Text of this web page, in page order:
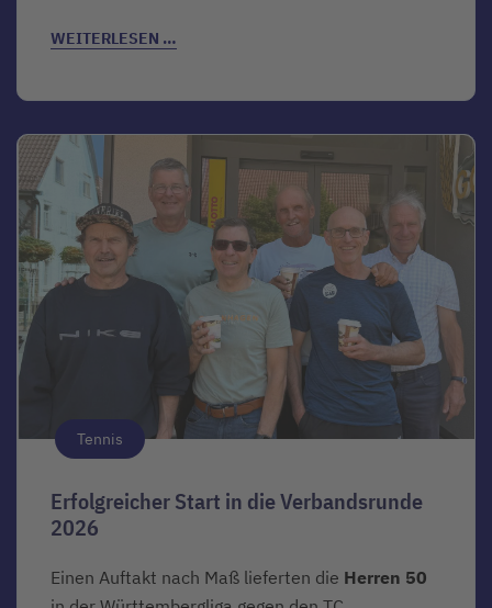
WEITERLESEN …
Tennis
Erfolgreicher Start in die Verbandsrunde
2026
Einen Auftakt nach Maß lieferten die Herren 50